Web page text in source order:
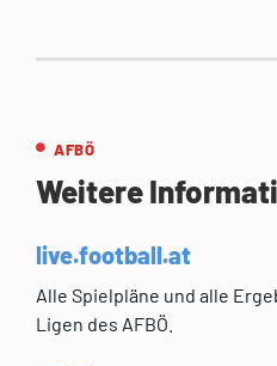
AFBÖ
Weitere
live.football.at
Alle Spielpläne und alle
Ligen des AFBÖ.